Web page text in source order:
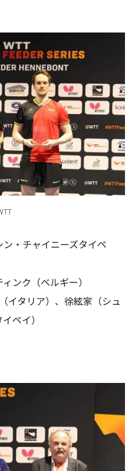
・チャイニーズタイペ
ンク（ベルギー）
イタリア）、徐絃家（シュ
ペイ）